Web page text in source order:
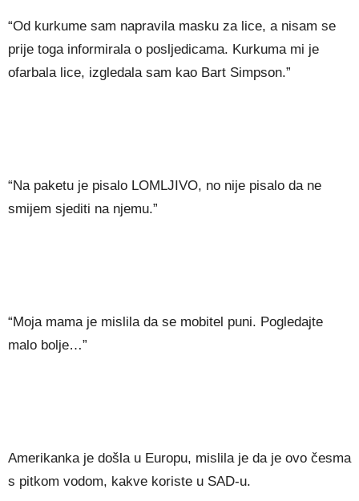
“Od kurkume sam napravila masku za lice, a nisam se
prije toga informirala o posljedicama. Kurkuma mi je
ofarbala lice, izgledala sam kao Bart Simpson.”
“Na paketu je pisalo LOMLJIVO, no nije pisalo da ne
smijem sjediti na njemu.”
“Moja mama je mislila da se mobitel puni. Pogledajte
malo bolje…”
Amerikanka je došla u Europu, mislila je da je ovo česma
s pitkom vodom, kakve koriste u SAD-u.